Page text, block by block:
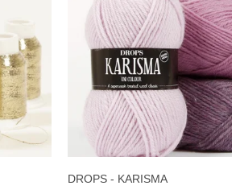
DROPS - KARISMA